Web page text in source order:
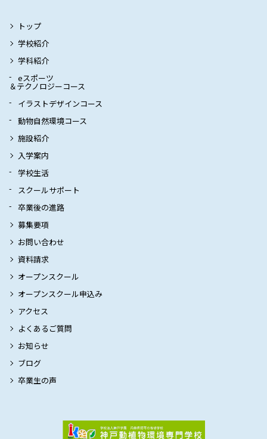
トップ
学校紹介
学科紹介
eスポーツ
＆テクノロジーコース
イラストデザインコース
動物自然環境コース
施設紹介
入学案内
学校生活
スクールサポート
卒業後の進路
募集要項
お問い合わせ
資料請求
オープンスクール
オープンスクール申込み
アクセス
よくあるご質問
お知らせ
ブログ
卒業生の声